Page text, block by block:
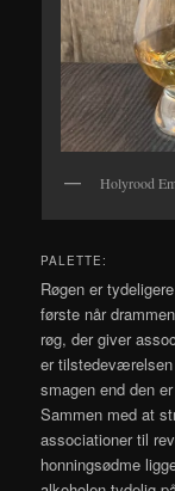
Holyrood
PALETTE:
Røgen er
første når
røg, der giver
er
smagen end den
Sammen med at
associationer til
honningsødme